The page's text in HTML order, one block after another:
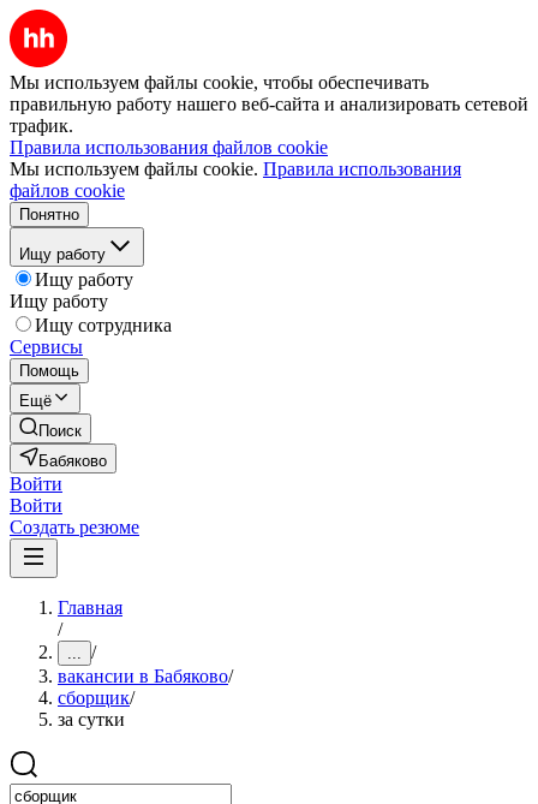
Мы используем файлы cookie, чтобы обеспечивать
правильную работу нашего веб-сайта и анализировать сетевой
трафик.
Правила использования файлов cookie
Мы используем файлы cookie. Правила использования
файлов cookie
Понятно
Ищу работу
Ищу работу
Ищу работу
Ищу сотрудника
Сервисы
Помощь
Ещё
Поиск
Бабяково
Войти
Войти
Создать резюме
Главная
/
... /
вакансии в Бабяково/
сборщик/
за сутки